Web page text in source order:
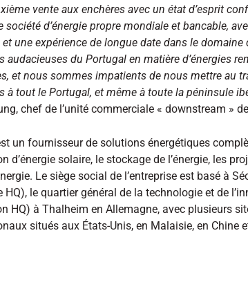
vente aux enchères avec un état d’esprit
société d’énergie propre mondiale et bancable,
une expérience de longue date dans le
audacieuses du Portugal en matière d’énergies
et nous sommes impatients de nous mettre au
à tout le Portugal, et même à toute la péninsule
chef de l’unité commerciale « downstream »
un fournisseur de solutions énergétiques
d’énergie solaire, le stockage de l’énergie, les
Le siège social de l’entreprise est basé à
HQ), le quartier général de la technologie et de
HQ) à Thalheim en Allemagne, avec plusieurs
situés aux États-Unis, en Malaisie, en Chine